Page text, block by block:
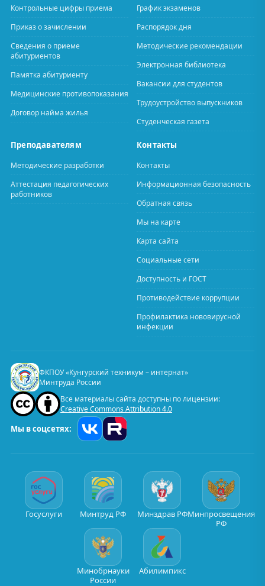
Контрольные цифры приема
Приказ о зачислении
Сведения о приеме
абитуриентов
Памятка абитуриенту
Медицинские противопоказания
Договор найма жилья
График экзаменов
Распорядок дня
Методические рекомендации
Электронная библиотека
Вакансии для студентов
Трудоустройство выпускников
Студенческая газета
Преподавателям
Методические разработки
Аттестация педагогических
работников
Контакты
Контакты
Информационная безопасность
Обратная связь
Мы на карте
Карта сайта
Социальные сети
Доступность и ГОСТ
Противодействие коррупции
Профилактика нововирусной
инфекции
ФКПОУ «Кунгурский техникум – интернат»
Минтруда России
Все материалы сайта доступны по лицензии:
Creative Commons Attribution 4.0
Мы в соцсетях:
Госуслуги Минтруд РФ Минздрав РФМинпросвещения
РФ
Минобрнауки
России
Абилимпикс